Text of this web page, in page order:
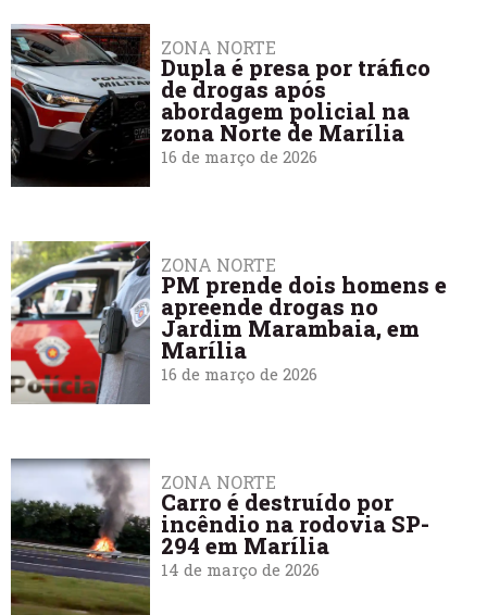
ZONA NORTE
Dupla é presa por tráfico
de drogas após
abordagem policial na
zona Norte de Marília
16 de março de 2026
ZONA NORTE
PM prende dois homens e
apreende drogas no
Jardim Marambaia, em
Marília
16 de março de 2026
ZONA NORTE
Carro é destruído por
incêndio na rodovia SP-
294 em Marília
14 de março de 2026